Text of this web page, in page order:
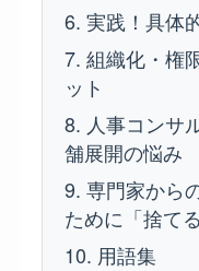
6. 実践！具体
7. 組織化・権
ット
8. 人事コンサ
舗展開の悩み
9. 専門家から
ために「捨て
10. 用語集